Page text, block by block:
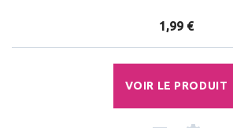
1,99 €
VOIR LE PRODUIT